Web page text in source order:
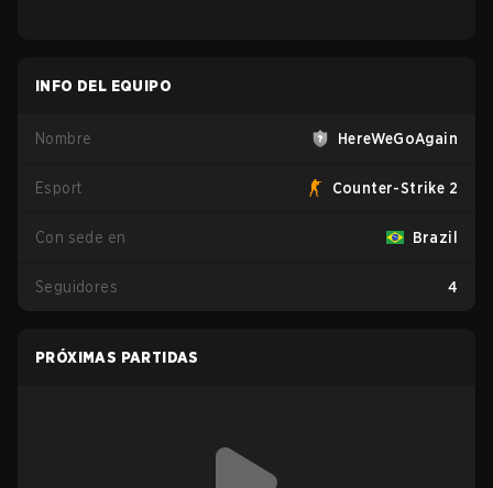
INFO DEL EQUIPO
Nombre HereWeGoAgain
Esport Counter-Strike 2
Con sede en Brazil
Seguidores 4
PRÓXIMAS PARTIDAS